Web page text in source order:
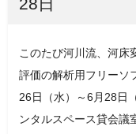
このたび河川流、河床
評価の解析用フリーソ
26日（水）～6月28日
ンタルスペース貸会議